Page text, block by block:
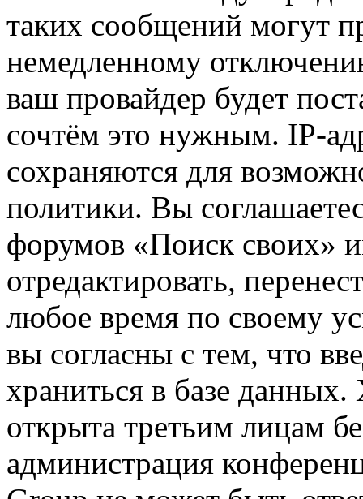
таких сообщений могут
немедленному
ваш провайдер будет
сочтём это нужным. IP-
сохраняются для
политики. Вы
форумов «Поиск своих»
отредактировать,
любое время по своему
вы согласны с тем, что
храниться в базе
открыта третьим лицам
администрация